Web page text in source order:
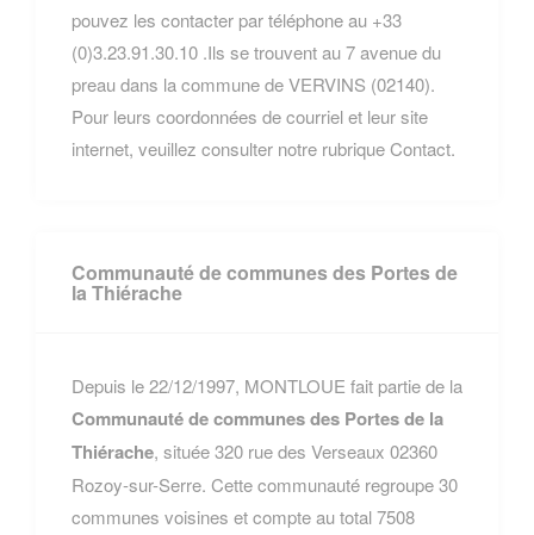
pouvez les contacter par téléphone au +33
(0)3.23.91.30.10 .Ils se trouvent au 7 avenue du
preau dans la commune de VERVINS (02140).
Pour leurs coordonnées de courriel et leur site
internet, veuillez consulter notre rubrique Contact.
Communauté de communes des Portes de
la Thiérache
Depuis le 22/12/1997, MONTLOUE fait partie de la
Communauté de communes des Portes de la
Thiérache, située 320 rue des Verseaux 02360
Rozoy-sur-Serre. Cette communauté regroupe 30
communes voisines et compte au total 7508